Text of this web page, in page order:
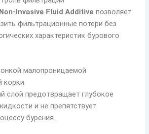
Non-Invasive Fluid Additive позволяет
фильтрационные потери без
характеристик бурового
малопроницаемой
корки
слой предотвращает глубокое
и не препятствует
бурения.